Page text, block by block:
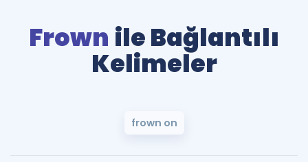
Frown ile Bağlantılı
Kelimeler
frown on